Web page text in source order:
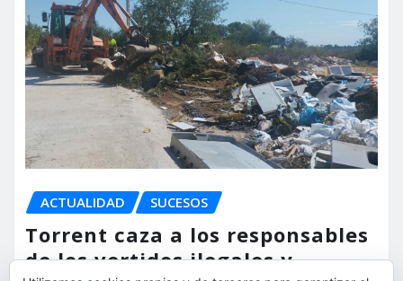
ACTUALIDAD SUCESOS
Torrent caza a los responsables
de los vertidos ilegales y